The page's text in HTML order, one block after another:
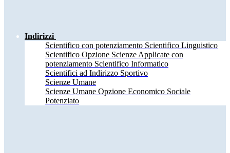
Indirizzi
Scientifico con potenziamento Scientifico Linguistico
Scientifico Opzione Scienze Applicate con
potenziamento Scientifico Informatico
Scientifici ad Indirizzo Sportivo
Scienze Umane
Scienze Umane Opzione Economico Sociale
Potenziato